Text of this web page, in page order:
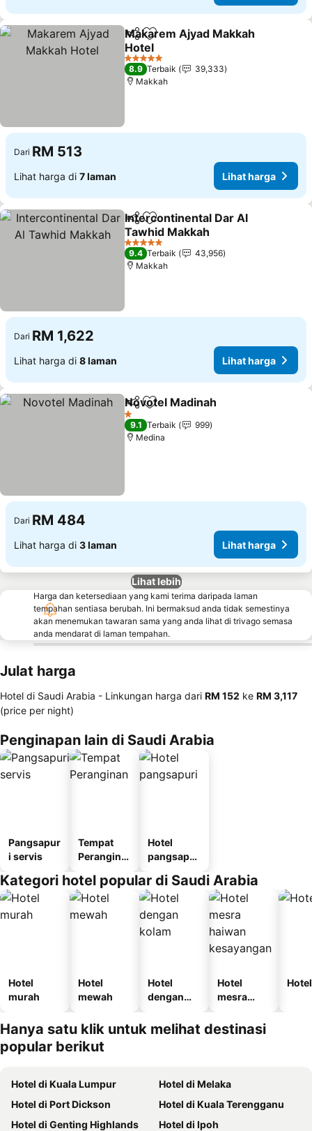
KongsiTambah ke favorit
Makarem Ajyad Makkah
Hotel
Lihat harga
5 Bintang
8.9 Terbaik
39,333
Makkah
Dari RM 513
Lihat harga di 7 laman Lihat harga
KongsiTambah ke favorit
Intercontinental Dar Al
Tawhid Makkah
Lihat harga
5 Bintang
9.4 Terbaik
43,956
Makkah
Dari RM 1,622
Lihat harga di 8 laman Lihat harga
KongsiTambah ke favorit
Novotel Madinah
1 Bintang
9.1 Terbaik
999
Medina
Dari RM 484
Lihat harga di 3 laman Lihat harga
Lihat lebih
Harga dan ketersediaan yang kami terima daripada laman
tempahan sentiasa berubah. Ini bermaksud anda tidak semestinya
akan menemukan tawaran sama yang anda lihat di trivago semasa
anda mendarat di laman tempahan.
Julat harga
Hotel di Saudi Arabia - Linkungan harga dari ‎RM 152 ke ‎RM 3,117
(price per night)
Penginapan lain di Saudi Arabia
Pangsapur
i servis
Tempat
Perangina
Hotel
pangsapur
Kategori hotel popular di Saudi Arabia
Hotel
murah
Hotel
mewah
Hotel
dengan
Hotel
mesra
kesayanga
n
Hanya satu klik untuk melihat destinasi
popular berikut
Hotel di Kuala Lumpur
Hotel di Melaka
Hotel di Port Dickson
Hotel di Kuala Terengganu
Hotel di Genting Highlands
Hotel di Ipoh